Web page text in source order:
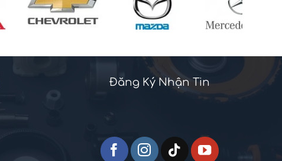
Đăng Ký Nhận Tin